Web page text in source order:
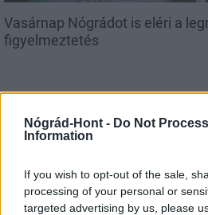
Nógrád-Hont - Do Not
Information
If you wish to opt-out of the sale,
processing of your personal or
targeted advertising by us, please
Vasárnap Nógrádot is eléri a
figyelmeztetés
Útépítés